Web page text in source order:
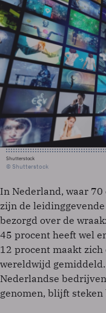
Shutterstock
© Shutterstock
In Nederland, waar
zijn de
bezorgd over de
45 procent heeft wel
12 procent maakt zich
wereldwijd
Nederlandse
genomen, blijft